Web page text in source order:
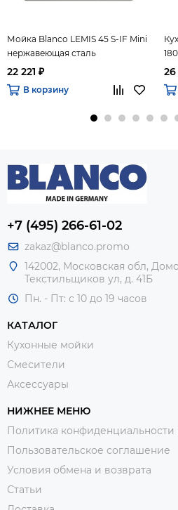
Мойка Blanco LEMIS 45 S-IF Mini
нержавеющая сталь
полированная
22 221 ₽
В корзину
26
+7 (495) 266-61-02
zakaz@blanco.promo
142002, Московская обл,
Текстильщиков ул, д. 41Б
Пн. - Пт: с 10 до 19 часов
КАТАЛОГ
Кухонные мойки
Смесители
Аксессуары
НИЖНЕЕ МЕНЮ
Политика конфиденциальности
Пользовательское соглашение
Условия обмена и возврата
Статьи